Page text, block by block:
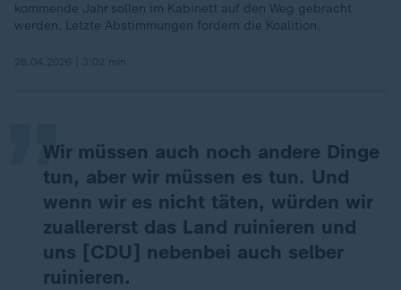
kommende Jahr sollen im Kabinett auf den Weg gebracht
werden. Letzte Abstimmungen fordern die Koalition.
Wir müssen auch noch andere Dinge
tun, aber wir müssen es tun. Und
wenn wir es nicht täten, würden wir
zuallererst das Land ruinieren und
uns [CDU] nebenbei auch selber
ruinieren.
„